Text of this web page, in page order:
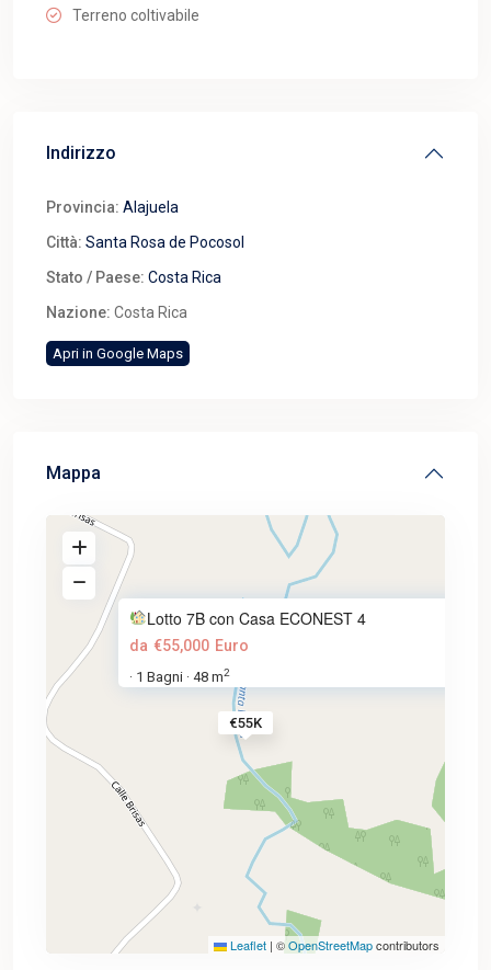
Terreno coltivabile
Indirizzo
Provincia: Alajuela
Città: Santa Rosa de Pocosol
Stato / Paese: Costa Rica
Nazione: Costa Rica
Apri in Google Maps
Mappa
€55K
Lotto 7B con Casa ECONEST 4
da €55,000 Euro
· 1 Bagni · 48 m2
Leaflet | ©OpenStreetMapcontributors